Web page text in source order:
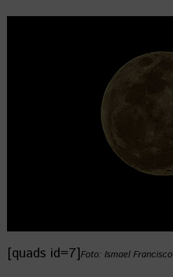
[quads id=7]Foto: Ismael Francisco